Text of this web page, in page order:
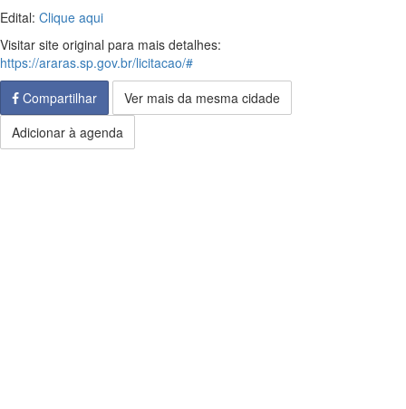
Edital: Clique aqui
Visitar site original para mais detalhes:
https://araras.sp.gov.br/licitacao/#
Compartilhar
Ver mais da mesma cidade
Adicionar à agenda